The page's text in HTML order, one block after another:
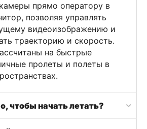
прямо оператору в
позволяя управлять
видеоизображению и
траекторию и скорость.
на быстрые
пролеты и полеты в
чтобы начать летать?